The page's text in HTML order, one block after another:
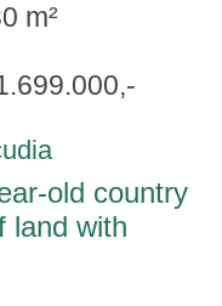
m²
old country
land with